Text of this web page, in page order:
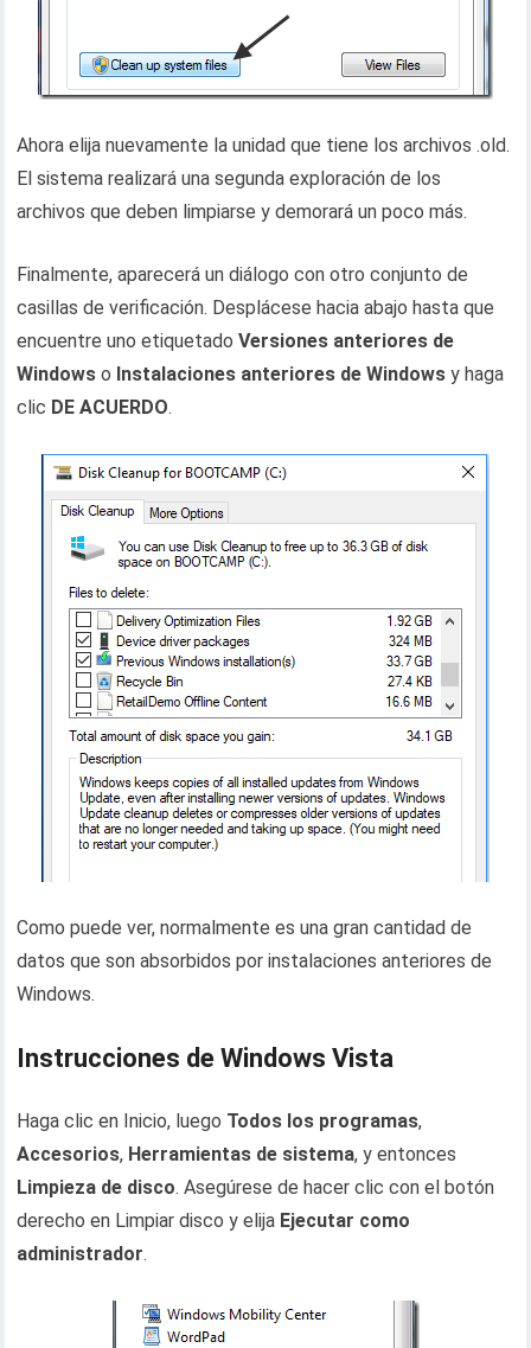
Ahora elija nuevamente la unidad que tiene los archivos .old.
El sistema realizará una segunda exploración de los
archivos que deben limpiarse y demorará un poco más.
Finalmente, aparecerá un diálogo con otro conjunto de
casillas de verificación. Desplácese hacia abajo hasta que
encuentre uno etiquetadoVersiones anteriores de
Windowso Instalaciones anteriores de Windows y haga
clic DE ACUERDO.
Como puede ver, normalmente es una gran cantidad de
datos que son absorbidos por instalaciones anteriores de
Windows.
Instrucciones de Windows Vista
Haga clic en Inicio, luego Todos los programas,
Accesorios, Herramientas de sistema, y entonces
Limpieza de disco. Asegúrese de hacer clic con el botón
derecho en Limpiar disco y elija Ejecutar como
administrador.